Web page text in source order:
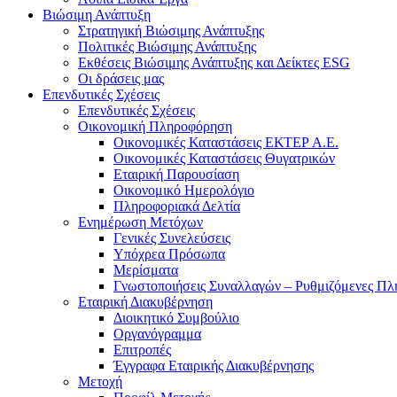
Βιώσιμη Ανάπτυξη
Στρατηγική Βιώσιμης Ανάπτυξης
Πολιτικές Βιώσιμης Ανάπτυξης
Εκθέσεις Βιώσιμης Ανάπτυξης και Δείκτες ESG
Οι δράσεις μας
Επενδυτικές Σχέσεις
Επενδυτικές Σχέσεις
Οικονομική Πληροφόρηση
Οικονομικές Καταστάσεις ΕΚΤΕΡ Α.Ε.
Οικονομικές Καταστάσεις Θυγατρικών
Εταιρική Παρουσίαση
Οικονομικό Ημερολόγιο
Πληροφοριακά Δελτία
Ενημέρωση Μετόχων
Γενικές Συνελεύσεις
Υπόχρεα Πρόσωπα
Μερίσματα
Γνωστοποιήσεις Συναλλαγών – Ρυθμιζόμενες
Εταιρική Διακυβέρνηση
Διοικητικό Συμβούλιο
Οργανόγραμμα
Επιτροπές
Έγγραφα Εταιρικής Διακυβέρνησης
Μετοχή